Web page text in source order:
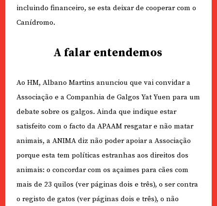
incluindo financeiro, se esta deixar de cooperar com o
Canídromo.
A falar entendemos
Ao HM, Albano Martins anunciou que vai convidar a
Associação e a Companhia de Galgos Yat Yuen para um
debate sobre os galgos. Ainda que indique estar
satisfeito com o facto da APAAM resgatar e não matar
animais, a ANIMA diz não poder apoiar a Associação
porque esta tem políticas estranhas aos direitos dos
animais: o concordar com os açaimes para cães com
mais de 23 quilos (ver páginas dois e três), o ser contra
o registo de gatos (ver páginas dois e três), o não